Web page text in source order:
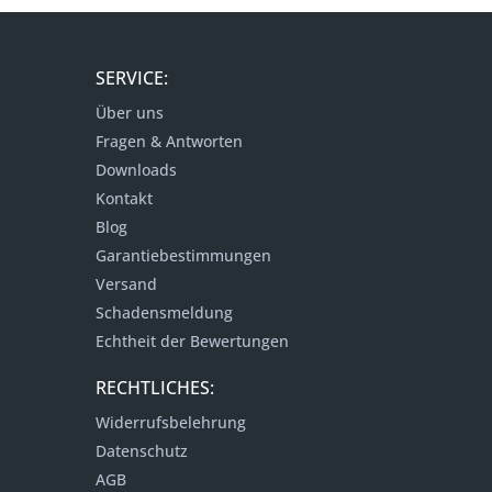
SERVICE:
Über uns
Fragen & Antworten
Downloads
Kontakt
Blog
Garantiebestimmungen
Versand
Schadensmeldung
Echtheit der Bewertungen
RECHTLICHES:
Widerrufsbelehrung
Datenschutz
AGB